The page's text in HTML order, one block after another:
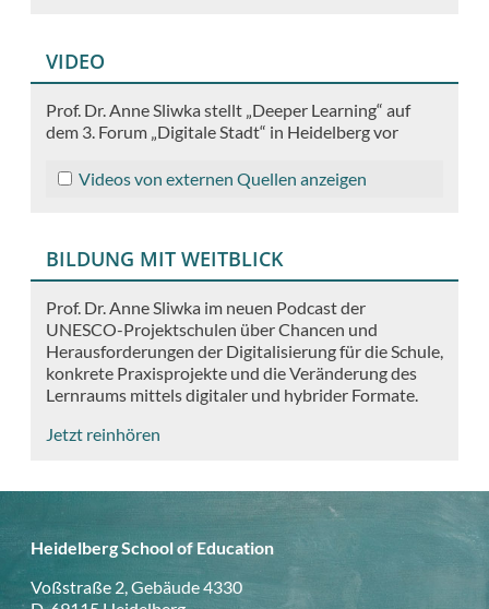
VIDEO
Prof. Dr. Anne Sliwka stellt „Deeper Learning“ auf
dem 3. Forum „Digitale Stadt“ in Heidelberg vor
Videos von externen Quellen anzeigen
BILDUNG MIT WEITBLICK
Prof. Dr. Anne Sliwka im neuen Podcast der
UNESCO-Projektschulen über Chancen und
Herausforderungen der Digitalisierung für die Schule,
konkrete Praxisprojekte und die Veränderung des
Lernraums mittels digitaler und hybrider Formate.
Jetzt reinhören
Heidelberg School of Education
Voßstraße 2, Gebäude 4330